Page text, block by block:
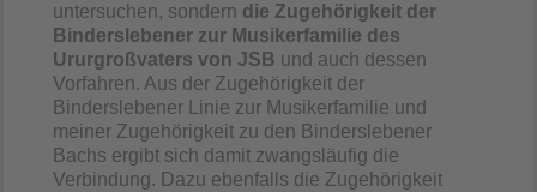
untersuchen, sondern die Zugehörigkeit der
Binderslebener zur Musikerfamilie des
Ururgroßvaters von JSB und auch dessen
Vorfahren. Aus der Zugehörigkeit der
Binderslebener Linie zur Musikerfamilie und
meiner Zugehörigkeit zu den Binderslebener
Bachs ergibt sich damit zwangsläufig die
Verbindung. Dazu ebenfalls die Zugehörigkeit